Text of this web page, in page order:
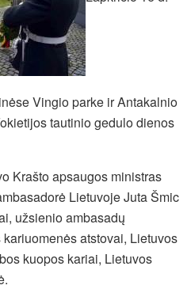
Vingio parke ir Antakalnio
tautinio gedulo dienos
Krašto apsaugos ministras
Lietuvoje Juta Šmic
užsienio ambasadų
atstovai, Lietuvos
kuopos kariai, Lietuvos